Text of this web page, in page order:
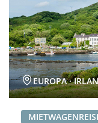
EUROPA ·